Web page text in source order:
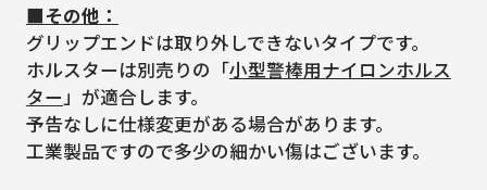
■その他：
グリップエンドは取り外しできないタイプです。
ホルスターは別売りの「小型警棒用ナイロンホルス
ター 」が適合します。
予告なしに仕様変更がある場合があります。
工業製品ですので多少の細かい傷はございます。